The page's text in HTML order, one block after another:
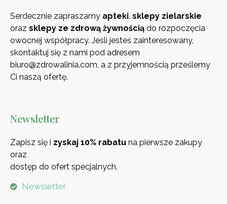
Serdecznie zapraszamy apteki, sklepy zielarskie
oraz sklepy ze zdrową żywnością do rozpoczęcia
owocnej współpracy. Jeśli jesteś zainteresowany,
skontaktuj się z nami pod adresem
biuro@zdrowalinia.com, a z przyjemnością prześlemy
Ci naszą ofertę.
Newsletter
Zapisz się i zyskaj 10% rabatu na pierwsze zakupy
oraz
dostęp do ofert specjalnych.
Newsletter